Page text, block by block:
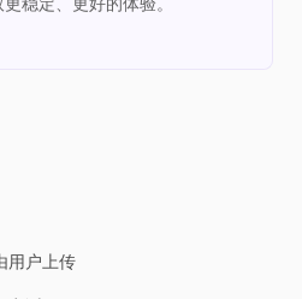
用户上传